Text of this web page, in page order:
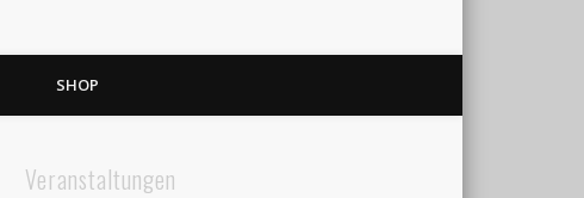
SHOP
Veranstaltungen